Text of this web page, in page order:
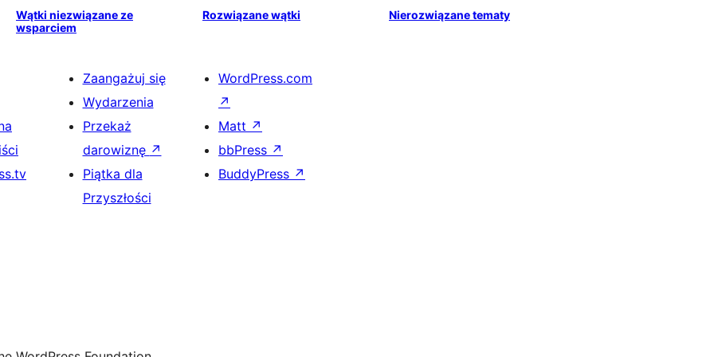
Wątki niezwiązane ze
wsparciem
Rozwiązane wątki Nierozwiązane tematy
Zaangażuj się
Wydarzenia
Przekaż
darowiznę ↗
Piątka dla
Przyszłości
WordPress.com
↗
Matt ↗
bbPress ↗
BuddyPress ↗